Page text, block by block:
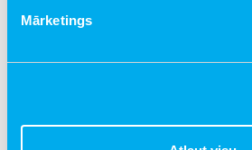
Mārketings
ATPAKAĻ PIE VISIEM